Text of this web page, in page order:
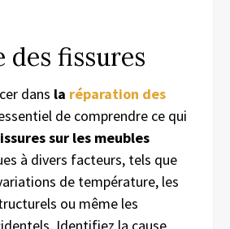
des fissures
dans la réparation des
de comprendre ce qui
sur les meubles
à divers facteurs, tels que
de température, les
ou même les
Identifiez la cause